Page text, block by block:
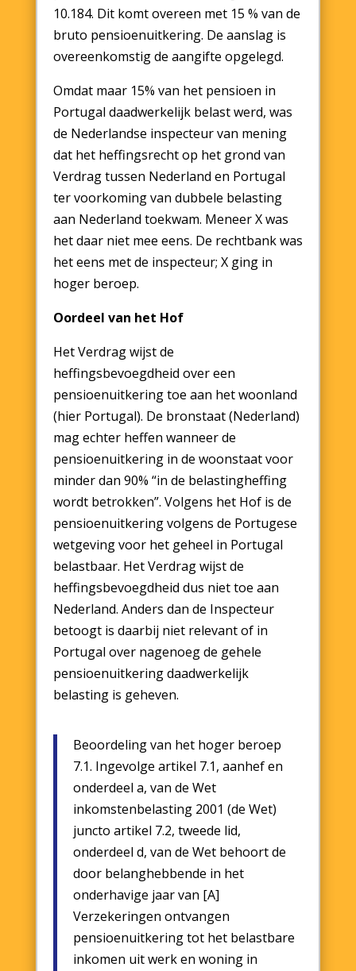
10.184. Dit komt overeen met 15 % van de
bruto pensioenuitkering. De aanslag is
overeenkomstig de aangifte opgelegd.
Omdat maar 15% van het pensioen in
Portugal daadwerkelijk belast werd, was
de Nederlandse inspecteur van mening
dat het heffingsrecht op het grond van
Verdrag tussen Nederland en Portugal
ter voorkoming van dubbele belasting
aan Nederland toekwam. Meneer X was
het daar niet mee eens. De rechtbank was
het eens met de inspecteur; X ging in
hoger beroep.
Oordeel van het Hof
Het Verdrag wijst de
heffingsbevoegdheid over een
pensioenuitkering toe aan het woonland
(hier Portugal). De bronstaat (Nederland)
mag echter heffen wanneer de
pensioenuitkering in de woonstaat voor
minder dan 90% “in de belastingheffing
wordt betrokken”. Volgens het Hof is de
pensioenuitkering volgens de Portugese
wetgeving voor het geheel in Portugal
belastbaar. Het Verdrag wijst de
heffingsbevoegdheid dus niet toe aan
Nederland. Anders dan de Inspecteur
betoogt is daarbij niet relevant of in
Portugal over nagenoeg de gehele
pensioenuitkering daadwerkelijk
belasting is geheven.
Beoordeling van het hoger beroep
7.1. Ingevolge artikel 7.1, aanhef en
onderdeel a, van de Wet
inkomstenbelasting 2001 (de Wet)
juncto artikel 7.2, tweede lid,
onderdeel d, van de Wet behoort de
door belanghebbende in het
onderhavige jaar van [A]
Verzekeringen ontvangen
pensioenuitkering tot het belastbare
inkomen uit werk en woning in